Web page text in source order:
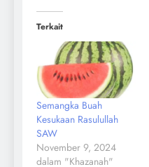
Terkait
Semangka Buah
Kesukaan Rasulullah
SAW
November 9, 2024
dalam "Khazanah"